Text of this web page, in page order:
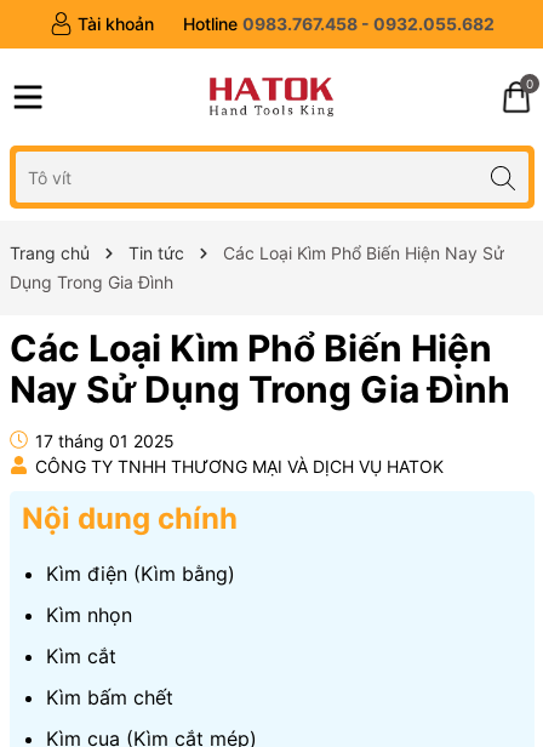
Tài khoản Hotline 0983.767.458 - 0932.055.682
0
Trang chủ Tin tức
Các Loại Kìm Phổ Biến Hiện Nay Sử
Dụng Trong Gia Đình
Các Loại Kìm Phổ Biến Hiện
Nay Sử Dụng Trong Gia Đình
17 tháng 01 2025
CÔNG TY TNHH THƯƠNG MẠI VÀ DỊCH VỤ HATOK
Nội dung chính
Kìm điện (Kìm bằng)
Kìm nhọn
Kìm cắt
Kìm bấm chết
Kìm cua (Kìm cắt mép)